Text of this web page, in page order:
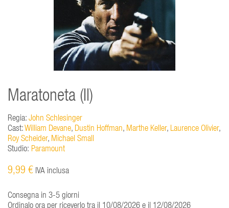
Maratoneta (Il)
Regia: John Schlesinger
Cast:William Devane, Dustin Hoffman, Marthe Keller, Laurence Olivier,
Roy Scheider, Michael Small
Studio: Paramount
9,99 € IVA inclusa
Consegna in 3-5 giorni
Ordinalo ora per riceverlo tra il 10/08/2026 e il 12/08/2026